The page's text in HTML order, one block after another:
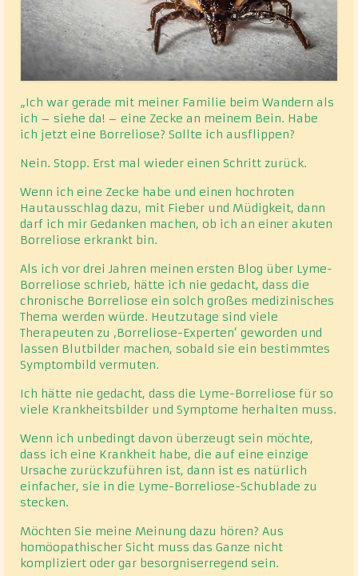
„Ich war gerade mit meiner Familie beim Wandern als
ich – siehe da! – eine Zecke an meinem Bein. Habe
ich jetzt eine Borreliose? Sollte ich ausflippen?
Nein. Stopp. Erst mal wieder einen Schritt zurück.
Wenn ich eine Zecke habe und einen hochroten
Hautausschlag dazu, mit Fieber und Müdigkeit, dann
darf ich mir Gedanken machen, ob ich an einer akuten
Borreliose erkrankt bin.
Als ich vor drei Jahren meinen ersten Blog über Lyme-
Borreliose schrieb, hätte ich nie gedacht, dass die
chronische Borreliose ein solch großes medizinisches
Thema werden würde. Heutzutage sind viele
Therapeuten zu ‚Borreliose-Experten‘ geworden und
lassen Blutbilder machen, sobald sie ein bestimmtes
Symptombild vermuten.
Ich hätte nie gedacht, dass die Lyme-Borreliose für so
viele Krankheitsbilder und Symptome herhalten muss.
Wenn ich unbedingt davon überzeugt sein möchte,
dass ich eine Krankheit habe, die auf eine einzige
Ursache zurückzuführen ist, dann ist es natürlich
einfacher, sie in die Lyme-Borreliose-Schublade zu
stecken.
Möchten Sie meine Meinung dazu hören? Aus
homöopathischer Sicht muss das Ganze nicht
kompliziert oder gar besorgniserregend sein.